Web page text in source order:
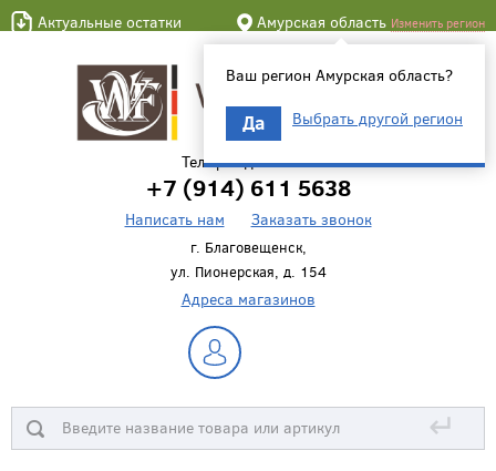
Актуальные остатки Амурская область Изменить регион
Ваш регион Амурская область?
Да Выбрать другой регион
Телефон для связи
+7 (914) 611 5638
Написать нам Заказать звонок
г. Благовещенск,
ул. Пионерская, д. 154
Адреса магазинов
↵